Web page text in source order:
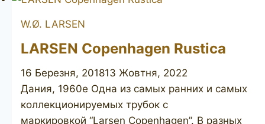
grain
+
rustic
W.Ø. LARSEN
LARSEN Copenhagen Rustica
16 Березня, 201813 Жовтня, 2022
Дания, 1960е Одна из самых ранних и самых
коллекционируемых трубок с
маркировкой “Larsen Copenhagen”. В разных